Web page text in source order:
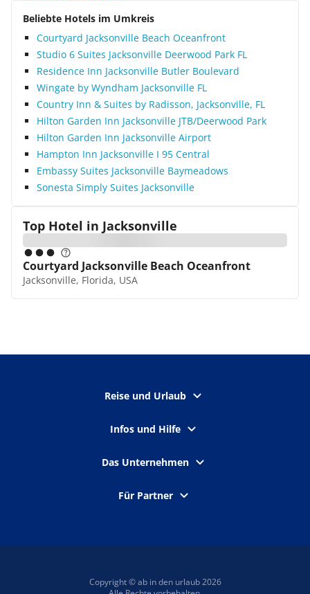
Beliebte Hotels im Umkreis
Courtyard Jacksonville Beach Oceanfront
Studio 6 Suites Jacksonville Deerwood Park FL
Residence Inn Jacksonville Butler Boulevard
Wingate by Wyndham Jacksonville FL
Country Inn & Suites by Radisson, Jacksonville, FL
Hilton Garden Inn Jacksonville JTB/Deerwood Park
Hilton Garden Inn Jacksonville Airport
Hampton Inn Jacksonville I 95 Central
Embassy Suites Jacksonville Baymeadows
Sonesta Simply Suites Jacksonville
Top Hotel in Jacksonville
Courtyard Jacksonville Beach Oceanfront
Jacksonville, Florida, USA
Reise und Urlaub
Infos und Hilfe
Das Unternehmen
Für Partner
Copyright © ab in den urlaub 2026